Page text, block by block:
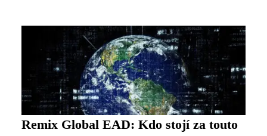
Remix Global EAD: Kdo stojí za touto